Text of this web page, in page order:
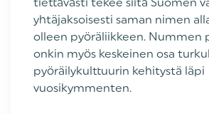
yhtäjaksoisesti saman nimen
olleen pyöräliikkeen. Nummen
onkin myös keskeinen osa
pyöräilykulttuurin kehitystä läpi
vuosikymmenten.